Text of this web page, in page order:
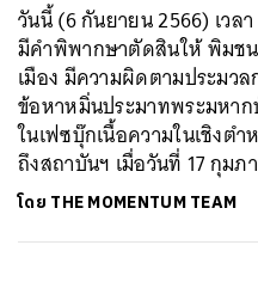
วันนี้ (6 กันยายน 2566) เวล
มีคำพิพากษาตัดสินให้ พิมช
เมือง มีความผิดตามประมว
ข้อหาหมิ่นประมาทพระมหา
ในเฟซบุ๊กเนื้อความในเชิงต
ถึงสถาบันฯ เมื่อวันที่ 17 กุมภ
โดย THE MOMENTUM TEAM